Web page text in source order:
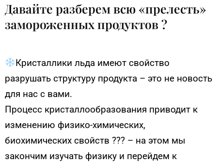
Давайте разберем всю «прелесть»
замороженных продуктов ?
Кристаллики льда имеют свойство
разрушать структуру продукта – это не новость
для нас с вами.
Процесс кристаллообразования приводит к
изменению физико-химических,
биохимических свойств ??‍? – на этом мы
закончим изучать физику и перейдем к